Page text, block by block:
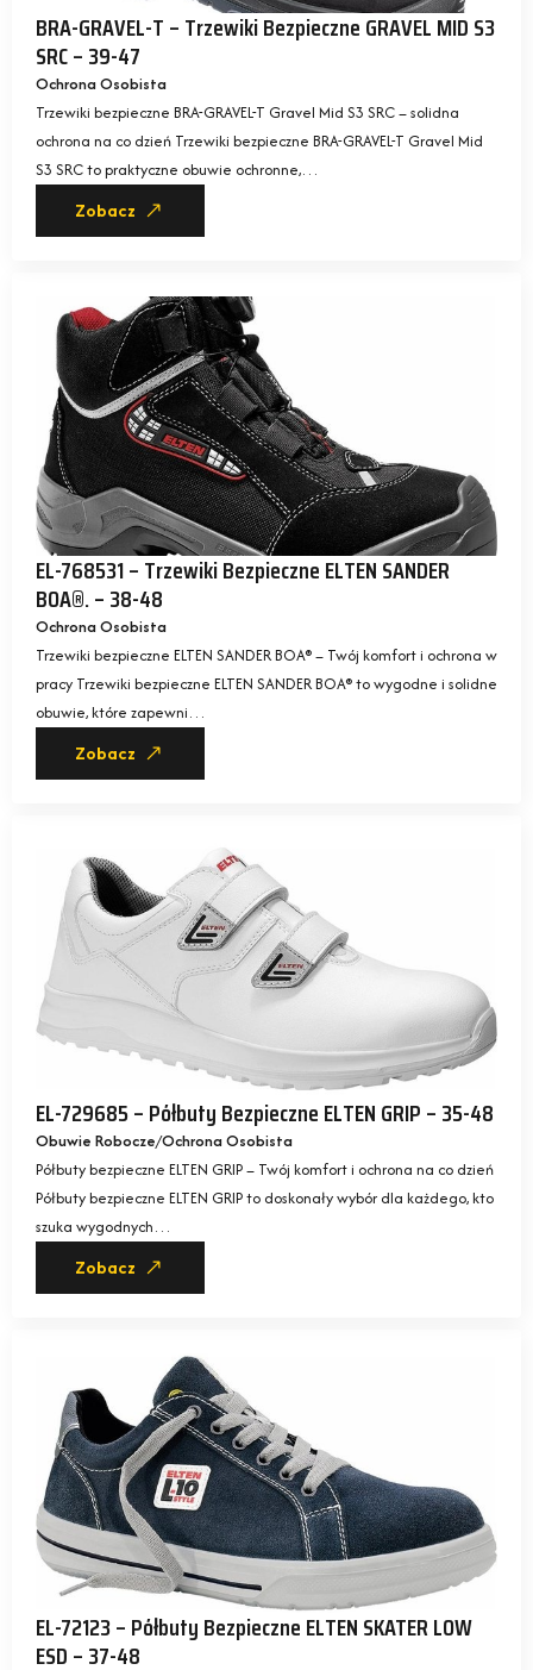
BRA-GRAVEL-T – Trzewiki Bezpieczne GRAVEL MID S3
SRC – 39-47
Ochrona Osobista
Trzewiki bezpieczne BRA-GRAVEL-T Gravel Mid S3 SRC – solidna
ochrona na co dzień Trzewiki bezpieczne BRA-GRAVEL-T Gravel Mid
S3 SRC to praktyczne obuwie ochronne,…
Zobacz
EL-768531 – Trzewiki Bezpieczne ELTEN SANDER
BOA®. – 38-48
Ochrona Osobista
Trzewiki bezpieczne ELTEN SANDER BOA® – Twój komfort i ochrona w
pracy Trzewiki bezpieczne ELTEN SANDER BOA® to wygodne i solidne
obuwie, które zapewni…
Zobacz
EL-729685 – Półbuty Bezpieczne ELTEN GRIP – 35-48
Obuwie Robocze Ochrona Osobista
Półbuty bezpieczne ELTEN GRIP – Twój komfort i ochrona na co dzień
Półbuty bezpieczne ELTEN GRIP to doskonały wybór dla każdego, kto
szuka wygodnych…
Zobacz
EL-72123 – Półbuty Bezpieczne ELTEN SKATER LOW
ESD – 37-48